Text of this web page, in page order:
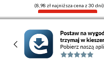
(8,98 zł najniższa cena z 30 dni)
10.58 zł
12.30zł (-14%)